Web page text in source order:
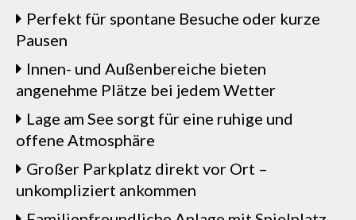
Perfekt für spontane Besuche oder kurze
Pausen
Innen- und Außenbereiche bieten
angenehme Plätze bei jedem Wetter
Lage am See sorgt für eine ruhige und
offene Atmosphäre
Großer Parkplatz direkt vor Ort –
unkompliziert ankommen